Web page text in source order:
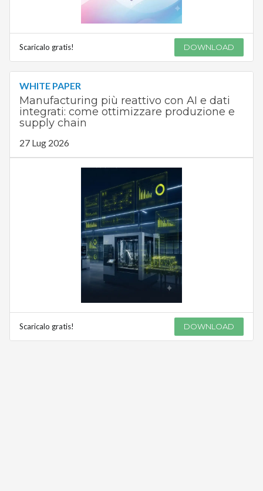
Scaricalo gratis! DOWNLOAD
WHITE PAPER
Manufacturing più reattivo con AI e dati
integrati: come ottimizzare produzione e
supply chain
27 Lug 2026
Scaricalo gratis! DOWNLOAD